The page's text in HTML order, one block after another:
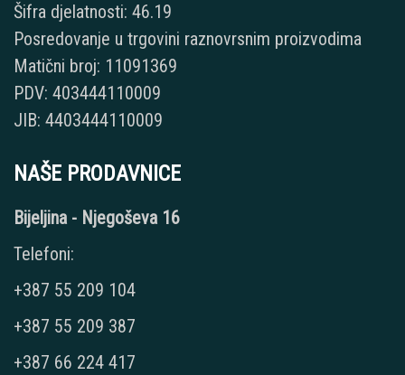
Šifra djelatnosti: 46.19
Posredovanje u trgovini raznovrsnim proizvodima
Matični broj: 11091369
PDV: 403444110009
JIB: 4403444110009
NAŠE PRODAVNICE
Bijeljina - Njegoševa 16
Telefoni:
+387 55 209 104
+387 55 209 387
+387 66 224 417